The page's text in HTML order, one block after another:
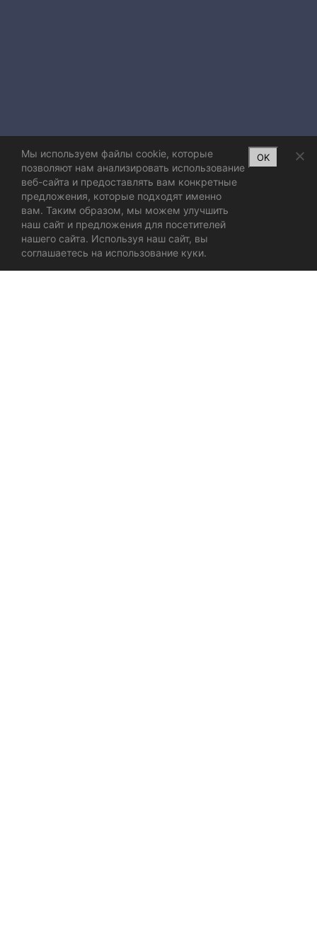
Мы используем файлы cookie, которые
позволяют нам анализировать использование
веб-сайта и предоставлять вам конкретные
предложения, которые подходят именно
вам. Таким образом, мы можем улучшить
наш сайт и предложения для посетителей
нашего сайта. Используя наш сайт, вы
соглашаетесь на использование куки.
OK